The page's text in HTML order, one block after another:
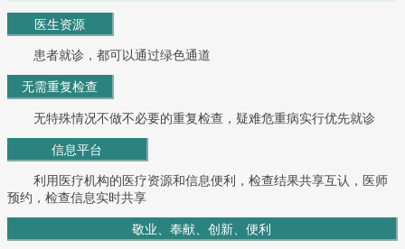
医生资源
患者就诊，都可以通过绿色通道
无需重复检查
无特殊情况不做不必要的重复检查，疑难危重病实行优先就诊
信息平台
利用医疗机构的医疗资源和信息便利，检查结果共享互认，医师
预约，检查信息实时共享
敬业、奉献、创新、便利